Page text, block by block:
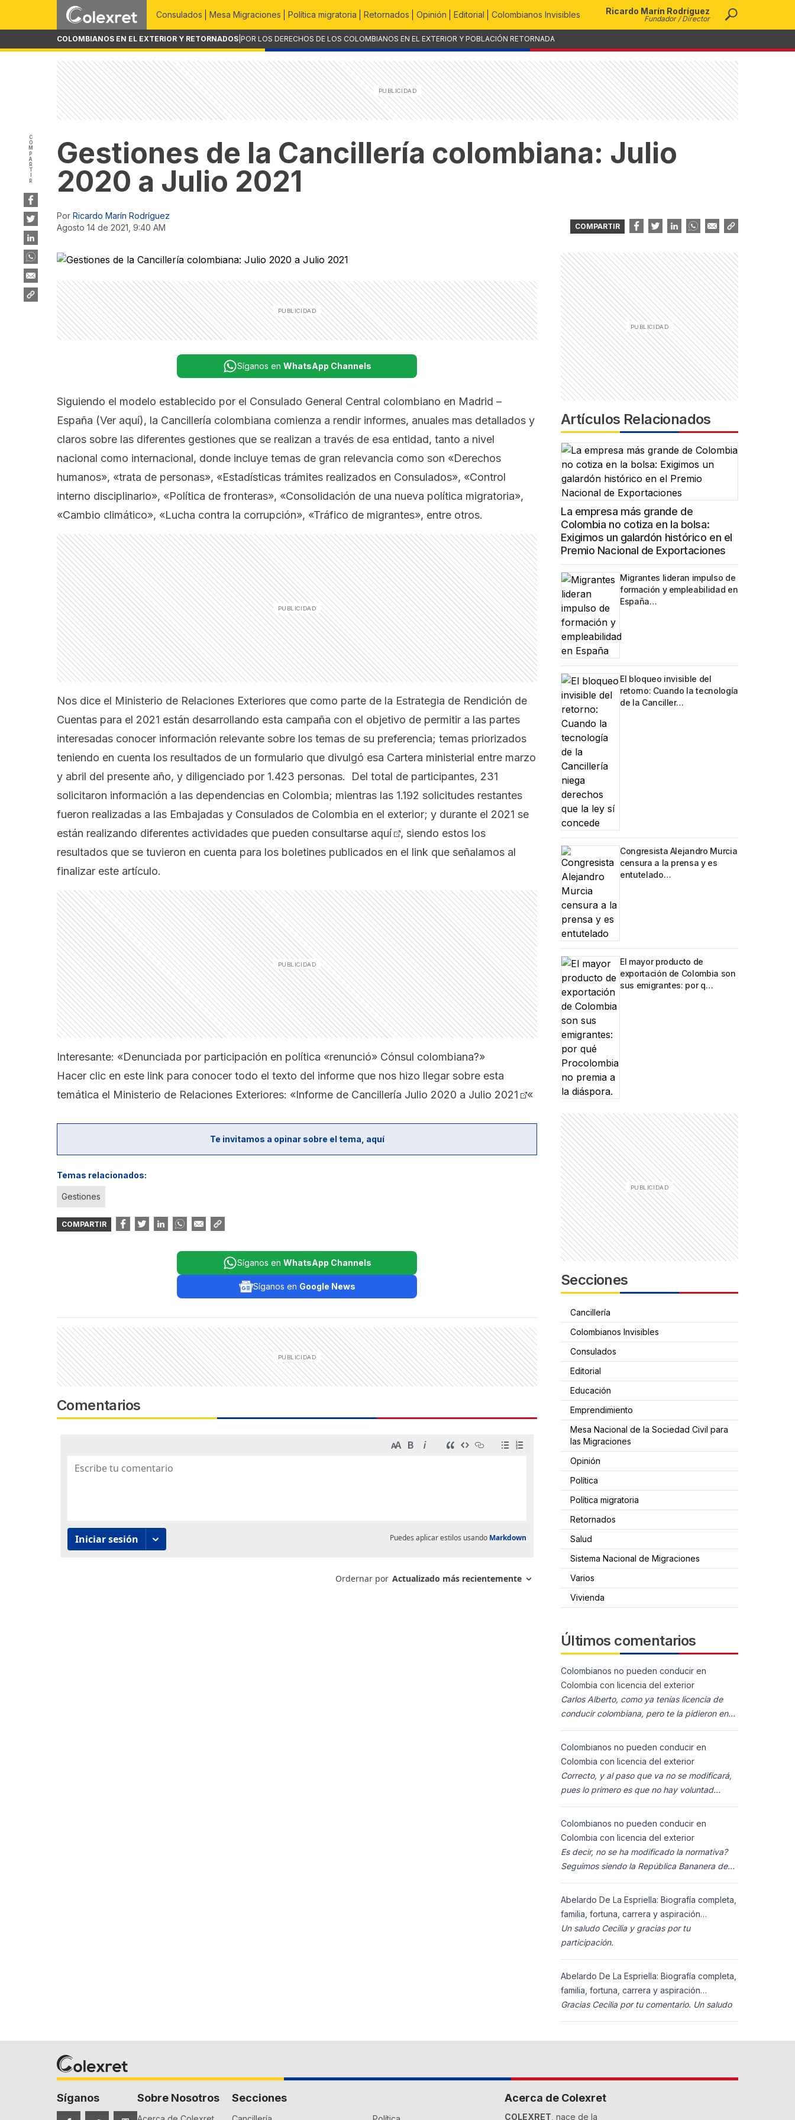
Consulados Mesa Migraciones Política migratoria Retornados Opinión Editorial Colombianos Invisibles Ricardo Marín Rodríguez
Fundador / Director
COLOMBIANOS EN EL EXTERIOR Y RETORNADOS POR LOS DERECHOS DE LOS COLOMBIANOS EN EL EXTERIOR Y POBLACIÓN RETORNADA
COMPARTIR
Gestiones de la Cancillería colombiana: Julio
2020 a Julio 2021
Por Ricardo Marín Rodríguez
agosto 14 de 2021, 9:40 AM
COMPARTIR
Síganos en WhatsApp Channels
Siguiendo el modelo establecido por el Consulado General Central colombiano en Madrid –
España (Ver aquí), la Cancillería colombiana comienza a rendir informes, anuales mas detallados y
claros sobre las diferentes gestiones que se realizan a través de esa entidad, tanto a nivel
nacional como internacional, donde incluye temas de gran relevancia como son «Derechos
humanos», «trata de personas», «Estadísticas trámites realizados en Consulados», «Control
interno disciplinario», «Política de fronteras», «Consolidación de una nueva política migratoria»,
«Cambio climático», «Lucha contra la corrupción», «Tráfico de migrantes», entre otros.
Nos dice el Ministerio de Relaciones Exteriores que como parte de la Estrategia de Rendición de
Cuentas para el 2021 están desarrollando esta campaña con el objetivo de permitir a las partes
interesadas conocer información relevante sobre los temas de su preferencia; temas priorizados
teniendo en cuenta los resultados de un formulario que divulgó esa Cartera ministerial entre marzo
y abril del presente año, y diligenciado por 1.423 personas. Del total de participantes, 231
solicitaron información a las dependencias en Colombia; mientras las 1.192 solicitudes restantes
fueron realizadas a las Embajadas y Consulados de Colombia en el exterior; y durante el 2021 se
están realizando diferentes actividades que pueden consultarse aquí
, siendo estos los
resultados que se tuvieron en cuenta para los boletines publicados en el link que señalamos al
finalizar este artículo.
Interesante: «Denunciada por participación en política «renunció» Cónsul colombiana?»
Hacer clic en este link para conocer todo el texto del informe que nos hizo llegar sobre esta
temática el Ministerio de Relaciones Exteriores: «Informe de Cancillería Julio 2020 a Julio 2021 «
Te invitamos a opinar sobre el tema, aquí
Temas relacionados:
Gestiones
COMPARTIR
Síganos en WhatsApp Channels
Síganos en Google News
Comentarios
Artículos Relacionados
La empresa más grande de
Colombia no cotiza en la bolsa:
Exigimos un galardón histórico en el
Premio Nacional de Exportaciones
Migrantes lideran impulso de
formación y empleabilidad en
España…
El bloqueo invisible del
retorno: Cuando la tecnología
de la Canciller…
Congresista Alejandro Murcia
censura a la prensa y es
entutelado…
El mayor producto de
exportación de Colombia son
sus emigrantes: por q…
Secciones
Cancillería
Colombianos Invisibles
Consulados
Editorial
Educación
Emprendimiento
Mesa Nacional de la Sociedad Civil para
las Migraciones
Opinión
Política
Política migratoria
Retornados
Salud
Sistema Nacional de Migraciones
Varios
Vivienda
Últimos comentarios
Colombianos no pueden conducir en
Colombia con licencia del exterior
Carlos Alberto, como ya tenías licencia de
conducir colombiana, pero te la pidieron en
Colombia (s
Colombianos no pueden conducir en
Colombia con licencia del exterior
Correcto, y al paso que va no se modificará,
pues lo primero es que no hay voluntad
ciudadanos n
Colombianos no pueden conducir en
Colombia con licencia del exterior
Es decir, no se ha modificado la normativa?
Seguimos siendo la República Bananera de
Abelardo De La Espriella: Biografía completa,
familia, fortuna, carrera y aspiración
presidencial 2026.
Un saludo Cecilia y gracias por tu
participación.
Abelardo De La Espriella: Biografía completa,
familia, fortuna, carrera y aspiración
presidencial 2026.
Gracias Cecilia por tu comentario. Un saludo
Síganos Sobre Nosotros Secciones Acerca de Colexret
COLEXRET , nace de la